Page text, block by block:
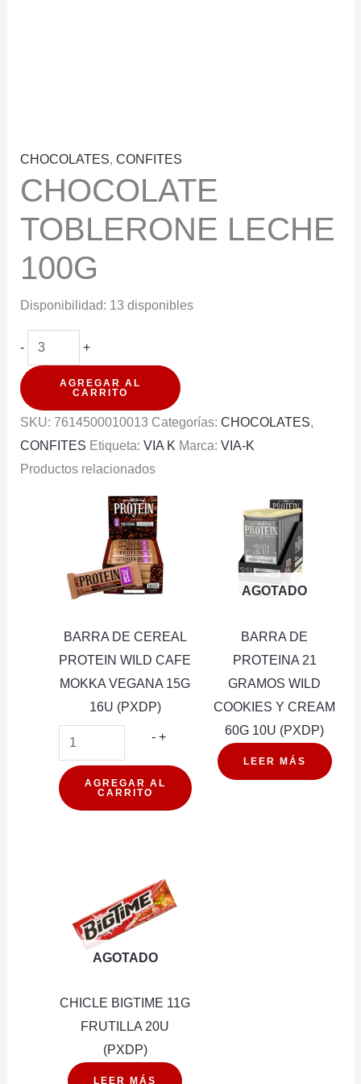
CHOCOLATES, CONFITES
CHOCOLATE
TOBLERONE LECHE
100G
Disponibilidad: 13 disponibles
-
CHOCOLATE
TOBLERONE
LECHE
100G
+
AGREGAR AL
CARRITO
SKU: 7614500010013 Categorías: CHOCOLATES,
CONFITES Etiqueta: VIA K Marca: VIA-K
Productos relacionados
BARRA DE CEREAL
PROTEIN WILD CAFE
MOKKA VEGANA 15G
16U (PXDP)
- BARRA
CEREAL
PROTEIN
MOKKA
VEGANA
+
AGREGAR AL
CARRITO
AGOTADO
BARRA DE
PROTEINA 21
GRAMOS WILD
COOKIES Y CREAM
60G 10U (PXDP)
LEER MÁS
AGOTADO
CHICLE BIGTIME 11G
FRUTILLA 20U
(PXDP)
LEER MÁS